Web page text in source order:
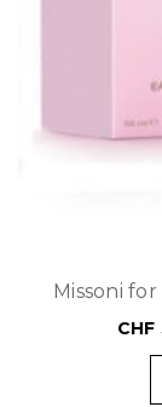
Missoni
CHF